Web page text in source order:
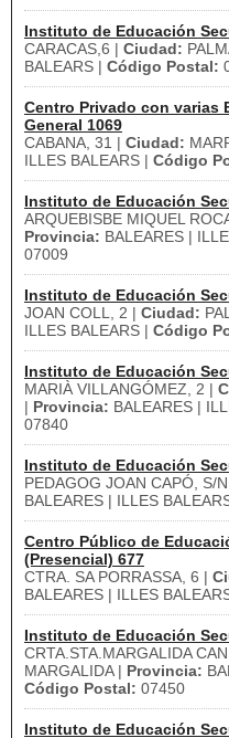
Instituto de Educación
CARACAS,6 | Ciudad:
BALEARS | Código Postal:
Centro Privado con varias
General 1069
CABANA, 31 | Ciudad:
ILLES BALEARS | Código
Instituto de Educación
ARQUEBISBE MIQUEL
Provincia: BALEARES |
07009
Instituto de Educación
JOAN COLL, 2 | Ciudad:
ILLES BALEARS | Código
Instituto de Educación
MARIÀ VILLANGÓMEZ, 2 |
| Provincia: BALEARES |
07840
Instituto de Educación
PEDAGOG JOAN CAPÓ, S/
BALEARES | ILLES
Centro Público de
(Presencial) 677
CTRA. SA PORRASSA, 6 |
BALEARES | ILLES
Instituto de Educación
CRTA.STA.MARGALIDA
MARGALIDA | Provincia:
Código Postal: 07450
Instituto de Educación